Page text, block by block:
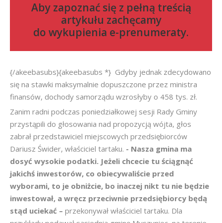
Aby zapoznać się z pełną treścią
artykułu zachęcamy
do wykupienia e-prenumeraty.
{/akeebasubs}{akeebasubs *} Gdyby jednak zdecydowano
się na stawki maksymalnie dopuszczone przez ministra
finansów, dochody samorządu wzrosłyby o 458 tys. zł.
Zanim radni podczas poniedziałkowej sesji Rady Gminy
przystąpili do głosowania nad propozycją wójta, głos
zabrał przedstawiciel miejscowych przedsiębiorców
Dariusz Świder, właściciel tartaku. - Nasza gmina ma
dosyć wysokie podatki. Jeżeli chcecie tu ściągnąć
jakichś inwestorów, co obiecywaliście przed
wyborami, to je obniżcie, bo inaczej nikt tu nie będzie
inwestował, a wręcz przeciwnie przedsiębiorcy będą
stąd uciekać – przekonywał właściciel tartaku. Dla